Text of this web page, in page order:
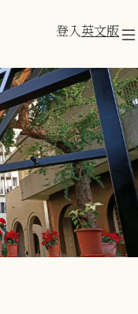
登入英文版